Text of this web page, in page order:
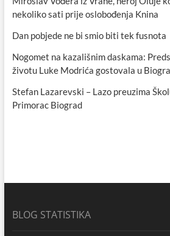
nekoliko sati prije oslobođenja Knina
Dan pobjede ne bi smio biti tek fusnota
Nogomet na kazališnim daskama:
životu Luke Modrića gostovala u
Stefan Lazarevski – Lazo preuzima
Primorac Biograd
BLOG STATISTIKA